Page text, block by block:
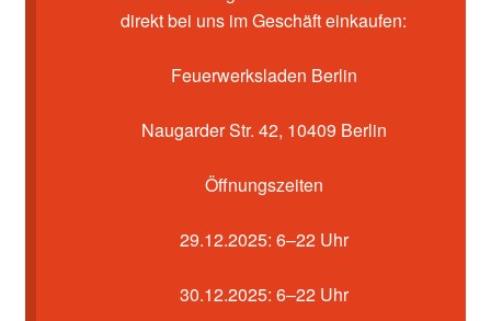
direkt bei uns im Geschäft einkaufen:
Feuerwerksladen Berlin
Naugarder Str. 42, 10409 Berlin
Öffnungszeiten
29.12.2025: 6–22 Uhr
30.12.2025: 6–22 Uhr